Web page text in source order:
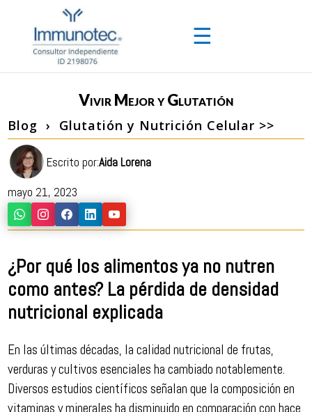
☰
Vivir Mejor y Glutatión
Blog › Glutatión y Nutrición Celular >>
Escrito por:Aida Lorena
mayo 21, 2023
¿Por qué los alimentos ya no nutren
como antes? La pérdida de densidad
nutricional explicada
En las últimas décadas, la calidad nutricional de frutas,
verduras y cultivos esenciales ha cambiado notablemente.
Diversos estudios científicos señalan que la composición en
vitaminas y minerales ha disminuido en comparación con hace